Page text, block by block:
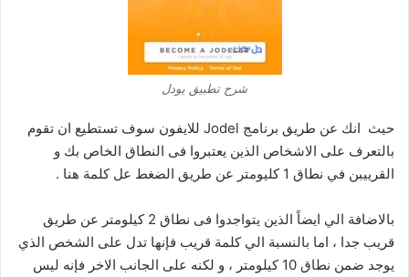
شرح تطبيق يودل
حيث انك عن طريق برنامج Jodel للايفون سوف تستطيع ان تقوم
بالتعرف على الاشخاص الذين يعتبروا فى النطاق الخاص بك و
القرييبن في نطاق 1 كليومتر عن طريق الضغط عل كلمة هنا .
بالاضافة الي ايضاً الذين يتواجدوا فى نطاق 2 كيلومتر عن طريق
قريب جدا ، اما بالنسبة الي كلمة قريب فإنها تدل على الشخص الذي
يوجد ضمن نطاق 10 كيلومتر ، و لكنه على الجانب الاخر فإنه ليس